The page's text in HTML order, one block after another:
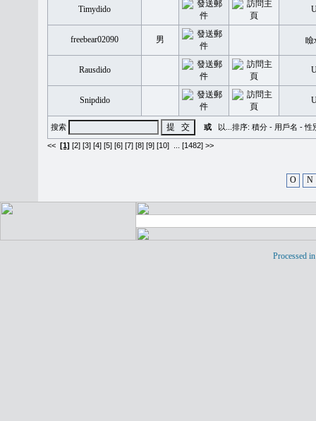
Timydido
freebear02090 男
Rausdido
Snipdido
搜索 或 以...排序: 積分 - 用戶名 -性
<< [1] [2] [3] [4] [5] [6] [7] [8] [9] [10] [1482] >>
O N
Processed